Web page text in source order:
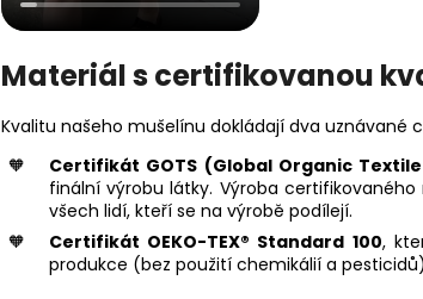
Materiál s certifikovanou
Kvalitu našeho mušelínu dokládají dva uznávané
Certifikát GOTS (Global Organic
finální výrobu látky. Výroba
všech lidí, kteří se na výrobě podílejí.
Certifikát OEKO-TEX® Standard 100,
produkce (bez použití chemikálií a